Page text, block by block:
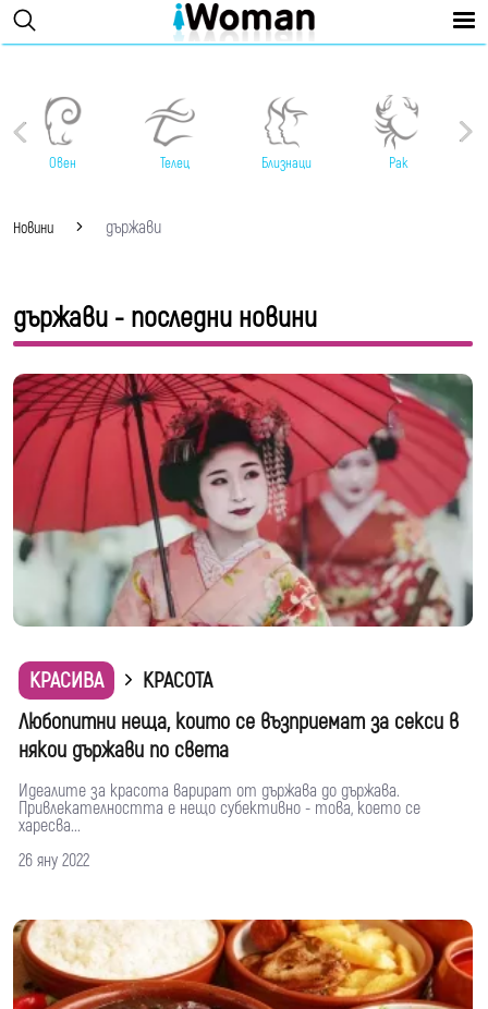
Овен Телец Близнаци Рак
Новини държави
държави - последни новини
КРАСИВА
КРАСОТА
Любопитни неща, които се възприемат за секси в
някои държави по света
Идеалите за красота варират от държава до държава.
Привлекателността е нещо субективно - това, което се
харесва...
26 яну 2022